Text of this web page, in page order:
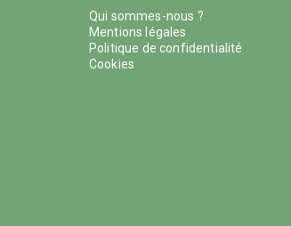
Qui sommes-nous ?
Mentions légales
Politique de confidentialité
Cookies